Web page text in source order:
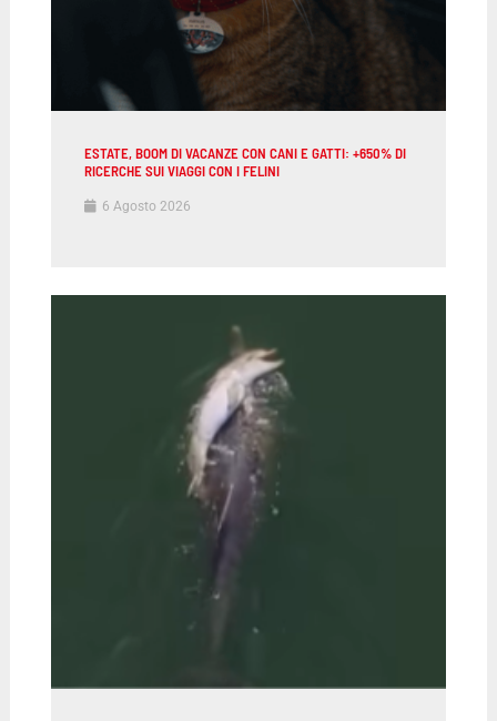
ESTATE, BOOM DI VACANZE CON CANI E GATTI: +650% DI
RICERCHE SUI VIAGGI CON I FELINI
6 Agosto 2026